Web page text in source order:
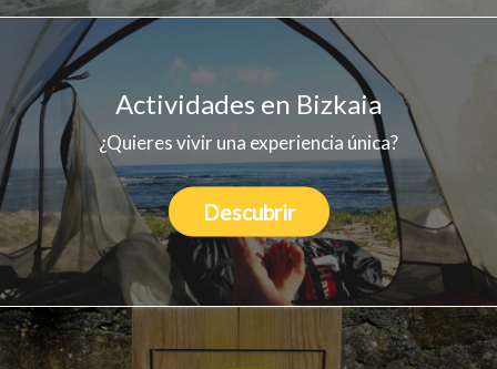
Actividades en Bizkaia
¿Quieres vivir una experiencia única?
Descubrir